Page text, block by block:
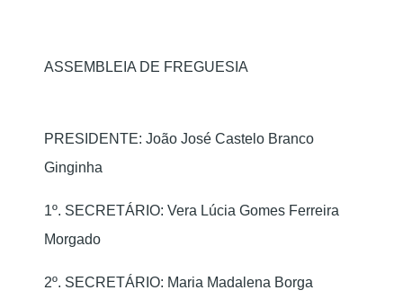
ASSEMBLEIA DE FREGUESIA
PRESIDENTE: João José Castelo Branco
Ginginha
1º. SECRETÁRIO: Vera Lúcia Gomes Ferreira
Morgado
2º. SECRETÁRIO: Maria Madalena Borga